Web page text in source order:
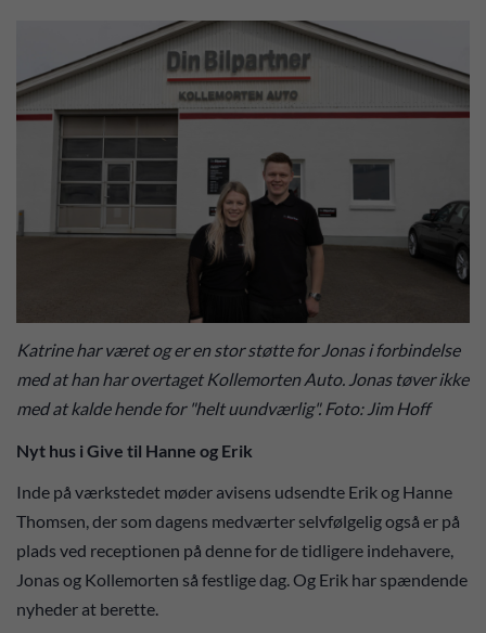
Katrine har været og er en stor støtte for Jonas i forbindelse
med at han har overtaget Kollemorten Auto. Jonas tøver ikke
med at kalde hende for "helt uundværlig". Foto: Jim Hoff
Nyt hus i Give til Hanne og Erik
Inde på værkstedet møder avisens udsendte Erik og Hanne
Thomsen, der som dagens medværter selvfølgelig også er på
plads ved receptionen på denne for de tidligere indehavere,
Jonas og Kollemorten så festlige dag. Og Erik har spændende
nyheder at berette.